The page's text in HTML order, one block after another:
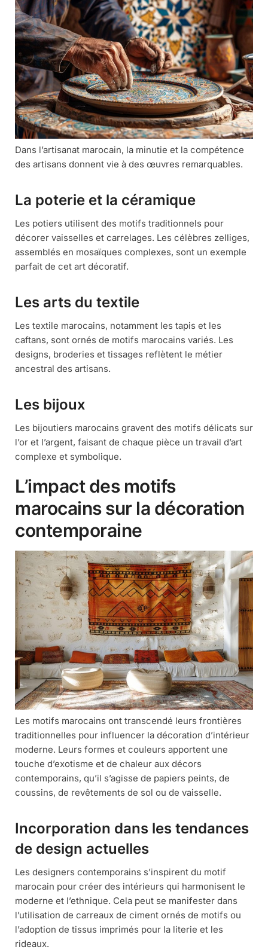
Dans l’artisanat marocain, la minutie et la compétence
des artisans donnent vie à des œuvres remarquables.
La poterie et la céramique
Les potiers utilisent des motifs traditionnels pour
décorer vaisselles et carrelages. Les célèbres zelliges,
assemblés en mosaïques complexes, sont un exemple
parfait de cet art décoratif.
Les arts du textile
Les textile marocains, notamment les tapis et les
caftans, sont ornés de motifs marocains variés. Les
designs, broderies et tissages reflètent le métier
ancestral des artisans.
Les bijoux
Les bijoutiers marocains gravent des motifs délicats sur
l’or et l’argent, faisant de chaque pièce un travail d’art
complexe et symbolique.
L’impact des motifs
marocains sur la décoration
contemporaine
Les motifs marocains ont transcendé leurs frontières
traditionnelles pour influencer la décoration d’intérieur
moderne. Leurs formes et couleurs apportent une
touche d’exotisme et de chaleur aux décors
contemporains, qu’il s’agisse de papiers peints, de
coussins, de revêtements de sol ou de vaisselle.
Incorporation dans les tendances
de design actuelles
Les designers contemporains s’inspirent du motif
marocain pour créer des intérieurs qui harmonisent le
moderne et l’ethnique. Cela peut se manifester dans
l’utilisation de carreaux de ciment ornés de motifs ou
l’adoption de tissus imprimés pour la literie et les
rideaux.